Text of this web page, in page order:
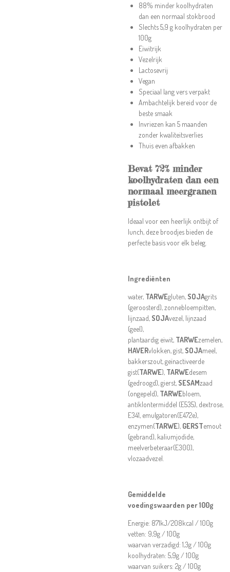
88% minder koolhydraten
dan een normaal stokbrood
Slechts 5,9 g koolhydraten per
100g
Eiwitrijk
Vezelrijk
Lactosevrij
Vegan
Speciaal lang vers verpakt
Ambachtelijk bereid voor de
beste smaak
Invriezen kan 5 maanden
zonder kwaliteitsverlies
Thuis even afbakken
Bevat 72% minder
koolhydraten dan een
normaal meergranen
pistolet
Ideaal voor een heerlijk ontbijt of
lunch, deze broodjes bieden de
perfecte basis voor elk beleg.
Ingrediënten
water, TARWEgluten, SOJAgrits
(geroosterd), zonnebloempitten,
lijnzaad, SOJAvezel, lijnzaad
(geel),
plantaardig eiwit, TARWEzemelen,
HAVERvlokken, gist, SOJAmeel,
bakkerszout, geïnactiveerde
gist(TARWE), TARWEdesem
(gedroogd), gierst, SESAMzaad
(ongepeld), TARWEbloem,
antiklontermiddel (E535), dextrose,
E341, emulgatoren(E472e),
enzymen(TARWE), GERSTemout
(gebrand), kaliumjodide,
meelverbeteraar(E300),
vlozaadvezel.
Gemiddelde
voedingswaarden per 100g
Energie: 871kJ/208kcal / 100g
vetten: 9,9g / 100g
waarvan verzadigd: 1,3g / 100g
koolhydraten: 5,9g / 100g
waarvan suikers: 2g / 100g